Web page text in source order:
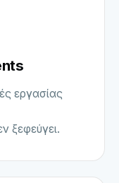
εργασίας
ξεφεύγει.